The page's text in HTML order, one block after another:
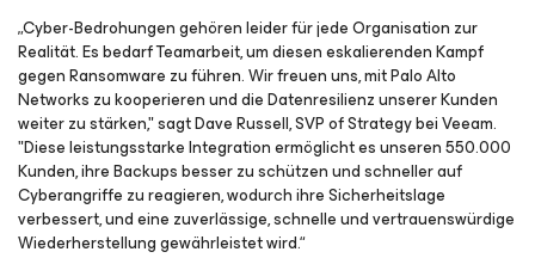
„Cyber-Bedrohungen gehören leider für jede Organisation zur
Realität. Es bedarf Teamarbeit, um diesen eskalierenden Kampf
gegen Ransomware zu führen. Wir freuen uns, mit Palo Alto
Networks zu kooperieren und die Datenresilienz unserer Kunden
weiter zu stärken," sagt Dave Russell, SVP of Strategy bei Veeam.
"Diese leistungsstarke Integration ermöglicht es unseren 550.000
Kunden, ihre Backups besser zu schützen und schneller auf
Cyberangriffe zu reagieren, wodurch ihre Sicherheitslage
verbessert, und eine zuverlässige, schnelle und vertrauenswürdige
Wiederherstellung gewährleistet wird.“